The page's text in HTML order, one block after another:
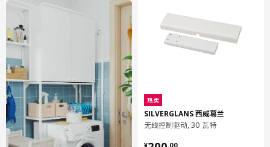
漫射器:
托架:
ABS塑料（至少20%回收材料）
组装说明和文件
货号 组装手册
404.396.83 SILVERGLANS 西威葛兰 浴用LED照明
条
热卖
SILVERGLANS 西威葛兰
无线控制驱动, 30 瓦特
¥ .00